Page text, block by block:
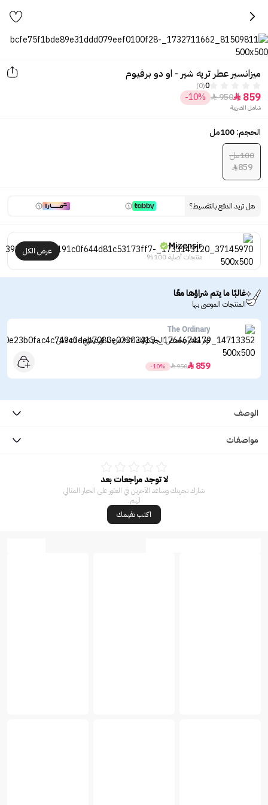
ميزانسير عطر تريه شير - او دو برفيوم
0
(0)
859

950

-10%
شامل الضريبة
الحجم: 100مل
100مل
859

هل تريد الدفع بالتقسيط؟
Mizensir
منتجات أصلية 100%
عرض الكل
غالبًا ما يتم شراؤها معًا
المنتجات الموصى بها
The Ordinary
تونر مقشر بحمض الجليكوليك 7% من ذا اورديناري - 240مل
859

950

-10%
الوصف
مواصفات
لا توجد مراجعات بعد
شارك تجربتك وساعد الآخرين في العثور على الخيار المثالي
لهم.
اكتب تقيمك